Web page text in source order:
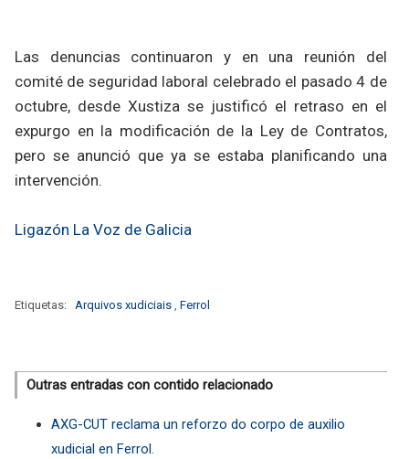
Las denuncias continuaron y en una reunión del
comité de seguridad laboral celebrado el pasado 4 de
octubre, desde Xustiza se justificó el retraso en el
expurgo en la modificación de la Ley de Contratos,
pero se anunció que ya se estaba planificando una
intervención.
Ligazón La Voz de Galicia
Etiquetas: Arquivos xudiciais , Ferrol
Outras entradas con contido relacionado
AXG-CUT reclama un reforzo do corpo de auxilio
xudicial en Ferrol.